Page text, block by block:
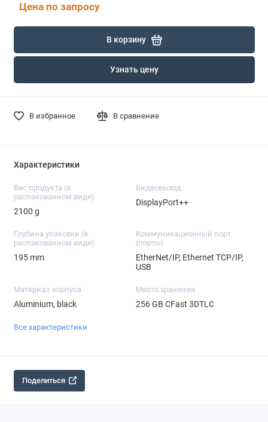
Цена по запросу
В корзину
Узнать цену
В избранное В сравнение
Характеристики
Вес продукта (в
распакованном виде)
2100 g
Видеовыход
DisplayPort++
Глубина упаковки (в
распакованном виде)
195 mm
Коммуникационный порт
(порты)
EtherNet/IP, Ethernet TCP/IP,
USB
Материал корпуса
Aluminium, black
Место хранения
256 GB CFast 3DTLC
Все характеристики
Поделиться